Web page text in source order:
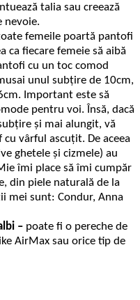
talia sau creează
nevoie.
femeile poartă pantofi
ca fiecare femeie să aibă
cu un toc comod
unul subțire de 10cm,
Important este să
pentru voi. Însă, dacă
și mai alungit, vă
vârful ascuțit. De aceea
ghetele și cizmele) au
îmi place să îmi cumpăr
din piele naturală de la
mei sunt: Condur, Anna
– poate fi o pereche de
AirMax sau orice tip de